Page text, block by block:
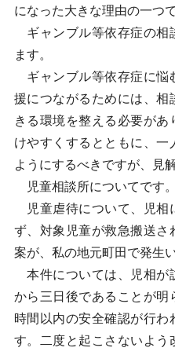
になった大きな理由の一つ
ギャンブル等依存症の相
ます。
ギャンブル等依存症に悩
援につながるためには、
きる環境を整える必要が
けやすくするとともに、一
ようにするべきですが、見
児童相談所についてです。
児童虐待について、児相
ず、対象児童が救急搬送
案が、私の地元町田で発生
本件については、児相が
から三日後であることが明
時間以内の安全確認が行
す。二度と起こさないよう